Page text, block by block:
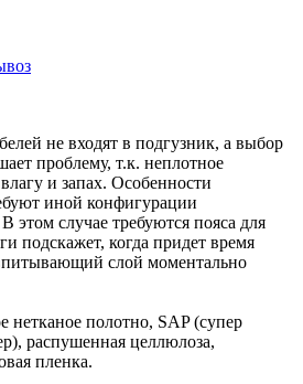
не входят в подгузник, а выбор
проблему, т.к. неплотное
и запах. Особенности
иной конфигурации
этом случае требуются пояса для
подскажет, когда придет время
слой моментально
полотно, SAP (супер
распушенная целлюлоза,
пленка.